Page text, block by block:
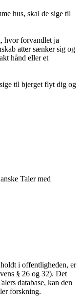
hus, skal de sige til
hvor forvandlet ja
atter sænker sig og
hånd eller et
til bjerget flyt dig og
Taler med
i offentligheden, er
§ 26 og 32). Det
database, kan den
forskning.